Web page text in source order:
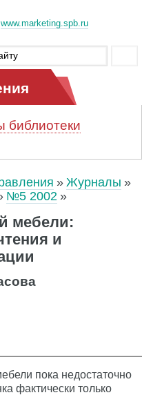
www.marketing.spb.ru
библиотеки
Журналы
№5 2002
мебели:
и
пока недостаточно
фактически только